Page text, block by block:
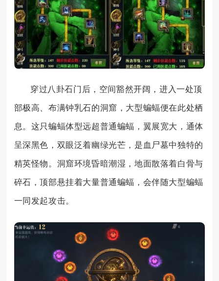
穿过八卦石门后，空间豁然开阔，进入一处顶
部极高、布满钟乳石的洞窟，大型蝙蝠便在此处栖
息。这只蝙蝠体型远超普通蝙蝠，翼展宽大，通体
呈深黑色，双眼泛着幽绿光芒，是血尸墓中独特的
精英怪物。洞窟环境昏暗潮湿，地面散落着白骨与
碎石，顶部悬挂着大量普通蝙蝠，会伴随大型蝙蝠
一同发起攻击。